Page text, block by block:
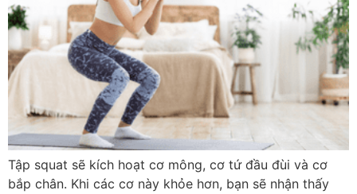
Tập squat sẽ kích hoạt cơ mông, cơ tứ đầu đùi và cơ
bắp chân. Khi các cơ này khỏe hơn, bạn sẽ nhận thấy